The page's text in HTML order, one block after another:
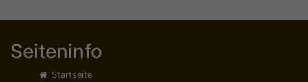
Seiteninfo
Startseite